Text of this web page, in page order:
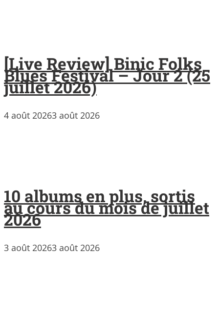
[Live Review] Binic Folks
Blues Festival – Jour 2 (25
juillet 2026)
4 août 20263 août 2026
10 albums en plus, sortis
au cours du mois de juillet
2026
3 août 20263 août 2026